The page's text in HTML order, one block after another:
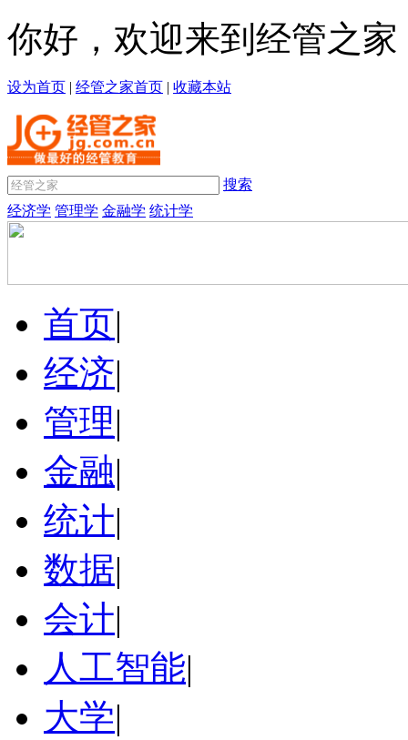
你好，欢迎来到经管之家
设为首页 | 经管之家首页 | 收藏本站
搜索
经济学 管理学 金融学 统计学
首页|
经济|
管理|
金融|
统计|
数据|
会计|
人工智能|
大学|